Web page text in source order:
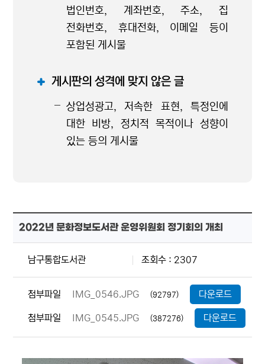
법인번호, 계좌번호, 주소, 집
전화번호, 휴대전화, 이메일 등이
포함된 게시물
게시판의 성격에 맞지 않은 글
상업성광고, 저속한 표현, 특정인에
대한 비방, 정치적 목적이나 성향이
있는 등의 게시물
2022년 문화정보도서관 운영위원회 정기회의 개최
남구통합도서관 조회수 : 2307
첨부파일 IMG_0546.JPG (92797) 다운로드
첨부파일 IMG_0545.JPG (387276) 다운로드